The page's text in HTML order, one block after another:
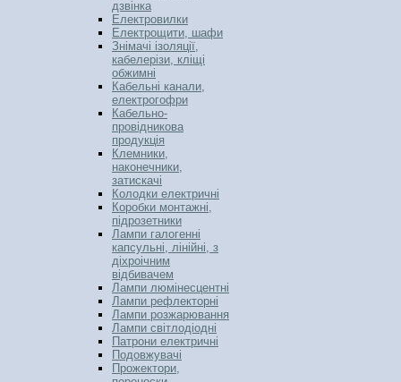
дзвінка
Електровилки
Електрощити, шафи
Знімачі ізоляції,
кабелерізи, кліщі
обжимні
Кабельні канали,
електрогофри
Кабельно-
провідникова
продукція
Клемники,
наконечники,
затискачі
Колодки електричні
Коробки монтажні,
підрозетники
Лампи галогенні
капсульні, лінійні, з
діхроічним
відбивачем
Лампи люмінесцентні
Лампи рефлекторні
Лампи розжарювання
Лампи світлодіодні
Патрони електричні
Подовжувачі
Прожектори,